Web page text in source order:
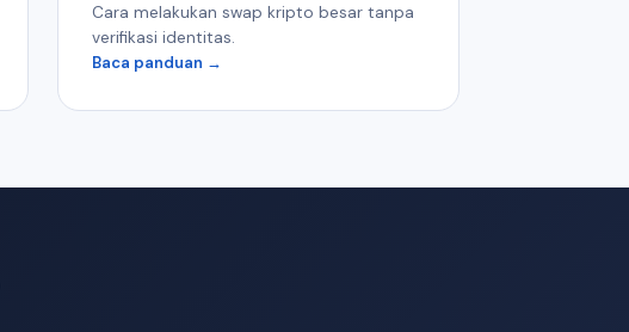
Cara melakukan swap kripto besar tanpa
verifikasi identitas.
Baca panduan →